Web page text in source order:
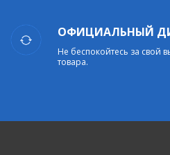
ОФИЦИАЛЬНЫЙ
Не беспокойтесь за свой
товара.